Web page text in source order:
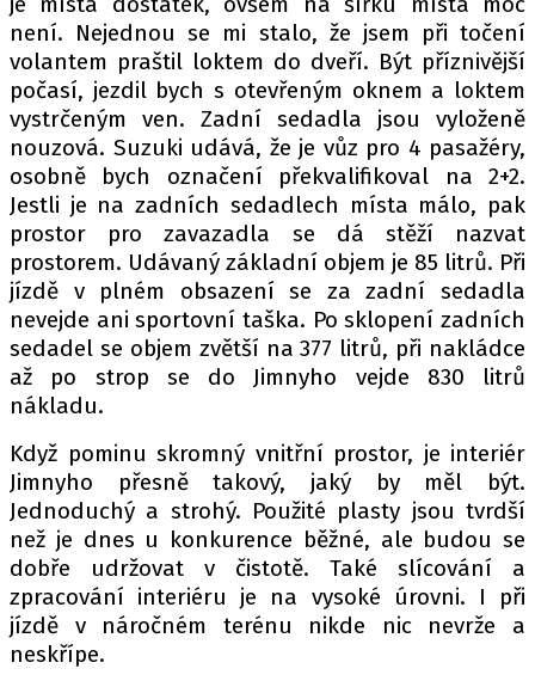
OSOBNÍ ÚDAJE / COOKIES
Provozovatelem serveru autoroad.cz je
INCORP MEDIA GROUP s.r.o., IČ: 118 23 054
není. Nejednou se mi stalo, že jsem při točení
volantem praštil loktem do dveří. Být příznivější
počasí, jezdil bych s otevřeným oknem a loktem
vystrčeným ven. Zadní sedadla jsou vyloženě
nouzová. Suzuki udává, že je vůz pro 4 pasažéry,
osobně bych označení překvalifikoval na 2+2.
Jestli je na zadních sedadlech místa málo, pak
prostor pro zavazadla se dá stěží nazvat
prostorem. Udávaný základní objem je 85 litrů. Při
jízdě v plném obsazení se za zadní sedadla
nevejde ani sportovní taška. Po sklopení zadních
sedadel se objem zvětší na 377 litrů, při nakládce
až po strop se do Jimnyho vejde 830 litrů
nákladu.
Když pominu skromný vnitřní prostor, je interiér
Jimnyho přesně takový, jaký by měl být.
Jednoduchý a strohý. Použité plasty jsou tvrdší
než je dnes u konkurence běžné, ale budou se
dobře udržovat v čistotě. Také slícování a
zpracování interiéru je na vysoké úrovni. I při
jízdě v náročném terénu nikde nic nevrže a
neskřípe.